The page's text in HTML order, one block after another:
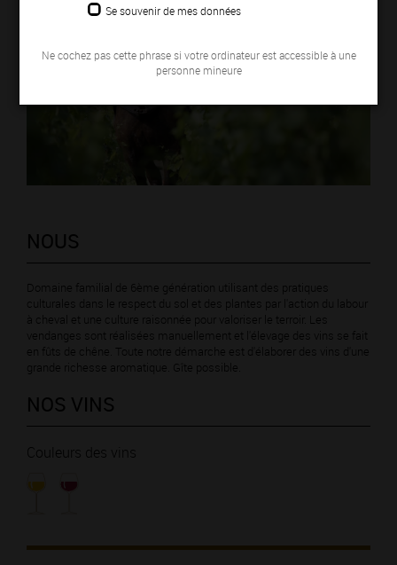
Se souvenir de mes données
Ne cochez pas cette phrase si votre ordinateur est accessible à une
personne mineure
NOUS
Domaine familial de 6ème génération utilisant des pratiques
culturales dans le respect du sol et des plantes par l'action du labour
à cheval et une culture raisonnée pour valoriser le terroir. Les
vendanges sont réalisées manuellement et l'élevage des vins se fait
en fûts de chêne. Toute notre démarche est d'élaborer des vins d'une
grande richesse aromatique. Gîte possible.
NOS VINS
Couleurs des vins